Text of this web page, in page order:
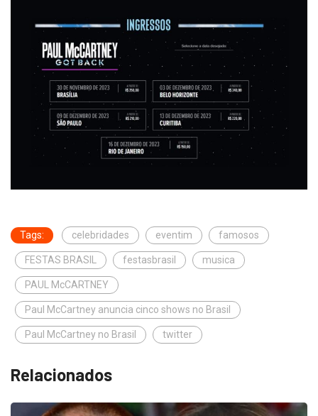
Tags: celebridades eventim famosos
FESTAS BRASIL festasbrasil musica
PAUL McCARTNEY
Paul McCartney anuncia cinco shows no Brasil
Paul McCartney no Brasil twitter
Relacionados